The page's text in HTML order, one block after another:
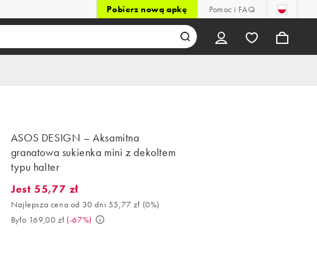
Pobierz nową apkę Pomoc i FAQ
ASOS DESIGN – Aksamitna
granatowa sukienka mini z dekoltem
typu halter
Jest 55,77 zł. Najlepsza cena od 30 dni 55,77 zł (0%). Było 169,00 zł. (-
Jest 55,77 zł
Najlepsza cena od 30 dni 55,77 zł (0%)
Było 169,00 zł (-67%)